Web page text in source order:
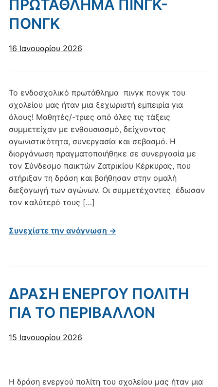
ΠΡΩΤΑΘΛΗΜΑ ΠΙΝΓΚ-
ΠΟΝΓΚ
16 Ιανουαρίου 2026
Το ενδοσχολικό πρωτάθλημα πινγκ πονγκ του
σχολείου μας ήταν μια ξεχωριστή εμπειρία για
όλους! Μαθητές/-τριες από όλες τις τάξεις
συμμετείχαν με ενθουσιασμό, δείχνοντας
αγωνιστικότητα, συνεργασία και σεβασμό. Η
διοργάνωση πραγματοποιήθηκε σε συνεργασία με
τον Σύνδεσμο παικτών Ζατρικίου Κέρκυρας, που
στήριξαν τη δράση και βοήθησαν στην ομαλή
διεξαγωγή των αγώνων. Οι συμμετέχοντες έδωσαν
τον καλύτερό τους […]
Συνεχίστε την ανάγνωση →
ΔΡΑΣΗ ΕΝΕΡΓΟΥ ΠΟΛΙΤΗ
ΓΙΑ ΤΟ ΠΕΡΙΒΑΛΛΟΝ
15 Ιανουαρίου 2026
Η δράση ενεργού πολίτη του σχολείου μας ήταν μια